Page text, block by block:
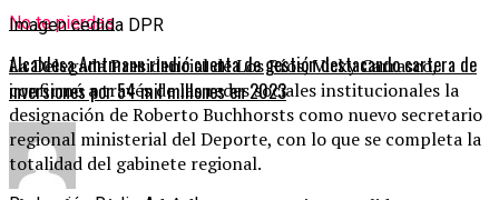
No te pierdas
Alcaldesa Amtmann rindió cuenta de gestión destacando cartera de
inversiones por 54 mil millones en 2023
Imagen cedida DPR
La Delegada Presidencial de Los Ríos, Vicky Carrasco,
confirmó a través de las redes sociales institucionales la
designación de Roberto Buchhorsts como nuevo secretario
regional ministerial del Deporte, con lo que se completa la
totalidad del gabinete regional.